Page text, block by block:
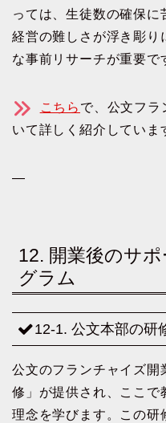
っては、生徒数の確保に
経営の難しさが浮き彫り
な事前リサーチが重要で
こちら で、公文フラ
いて詳しく紹介していま
—
12. 開業後のサ
グラム
12-1. 公文本部の研
公文のフランチャイズ開
修」が提供され、ここで
理念を学びます。この研